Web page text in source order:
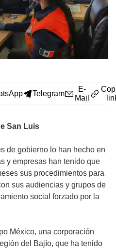
Telegram
E-
Mail
San Luis
de gobierno lo han hecho en
y empresas han tenido que
sus procedimientos para
sus audiencias y grupos de
social forzado por la
México, una corporación
del Bajío, que ha tenido